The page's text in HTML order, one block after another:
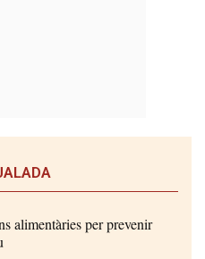
alimentàries per prevenir